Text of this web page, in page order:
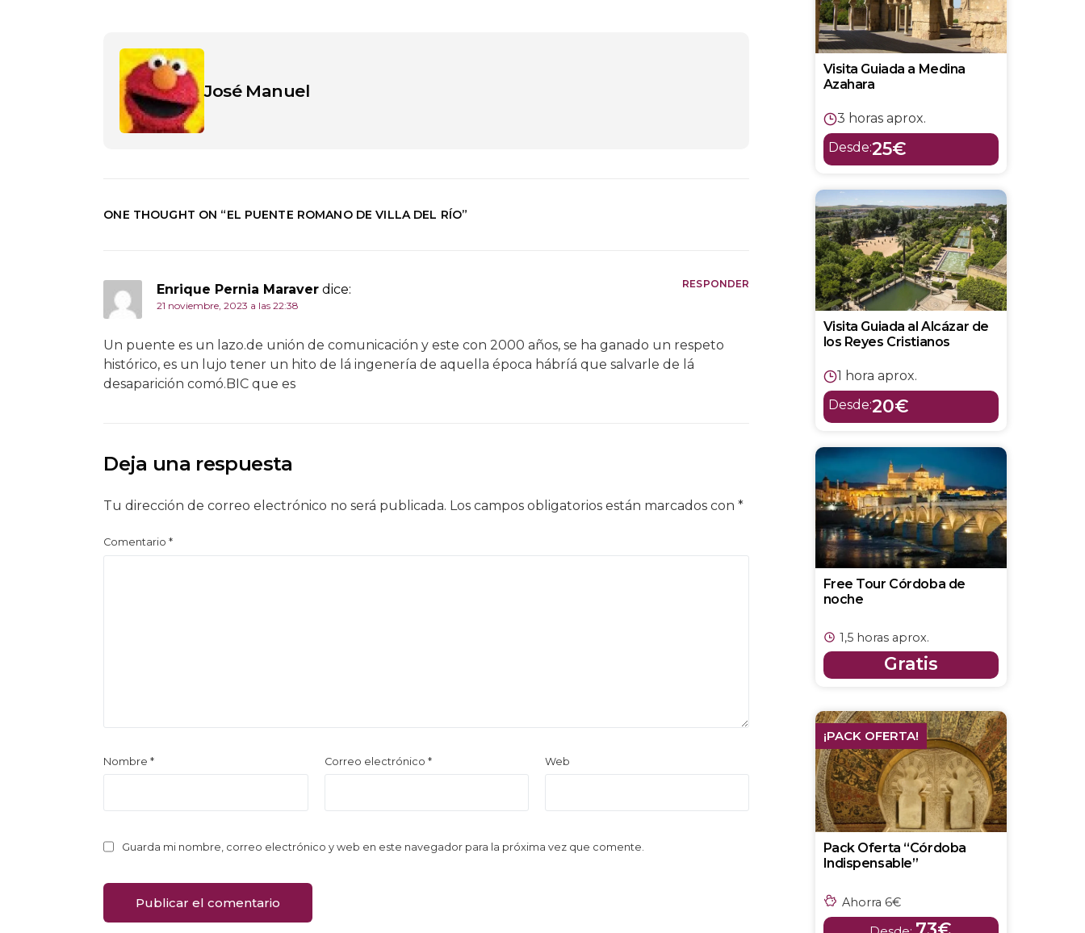
José Manuel
ONE THOUGHT ON “EL PUENTE ROMANO DE VILLA DEL RÍO”
Enrique Pernia Maraver dice:
21 noviembre, 2023 a las 22:38
Un puente es un lazo.de unión de comunicación y este con 2000 años, se ha ganado un respeto
histórico, es un lujo tener un hito de lá ingenería de aquella época hábríá que salvarle de lá
desaparición comó.BIC que es
RESPONDER
Deja una respuesta
Tu dirección de correo electrónico no será publicada. Los campos obligatorios están marcados con*
Comentario*
Nombre* Correo electrónico * Web
Guarda mi nombre, correo electrónico y web en este navegador para la próxima vez que comente.
Visita Guiada a Medina
Azahara
3 horas aprox.
Desde:25€
Visita Guiada al Alcázar de
los Reyes Cristianos
1 hora aprox.
Desde:20€
Free Tour Córdoba de
noche
1,5 horas aprox.
Gratis
¡PACK OFERTA!
Pack Oferta “Córdoba
Indispensable”
Ahorra 6€